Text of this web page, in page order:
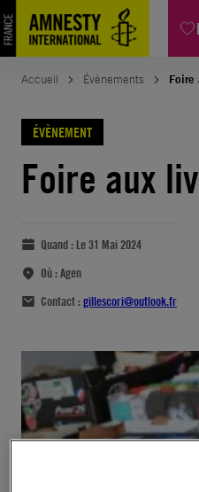
Accueil Évènements Foire
ÉVÈNEMENT
Foire aux
Quand : Le 31 Mai 2024
Où :Agen
Contact :gillescori@outlook.fr